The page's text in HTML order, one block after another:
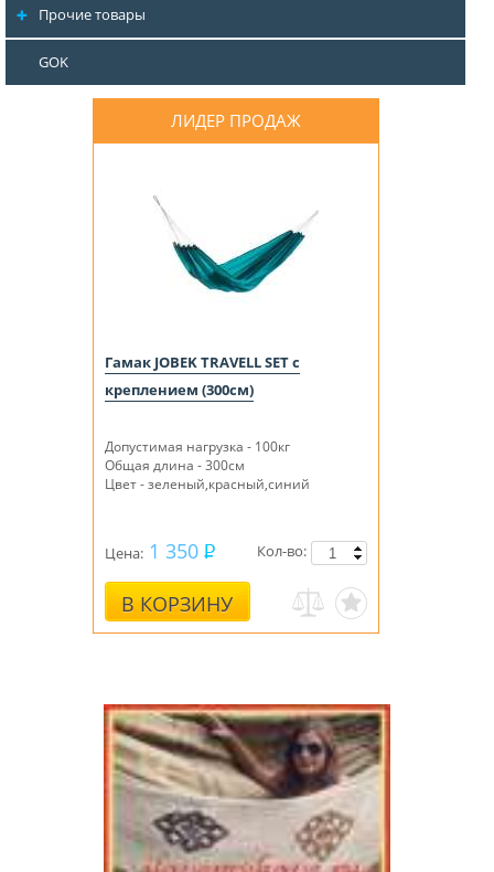
Прочие товары
GOK
ЛИДЕР ПРОДАЖ
Гамак JOBEK TRAVELL SET с
креплением (300см)
Допустимая нагрузка - 100кг
Общая длина - 300см
Цвет - зеленый,красный,синий
Цена: 1 350
В КОРЗИНУ
Кол-во: